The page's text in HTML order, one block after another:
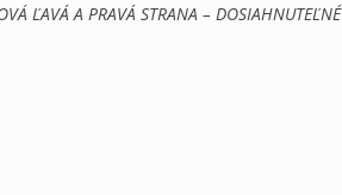
ĽAVÁ A PRAVÁ STRANA – DOSIAHNUTEĽNÉ